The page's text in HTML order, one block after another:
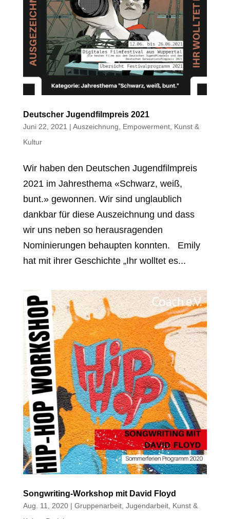
Deutscher Jugendfilmpreis 2021
Juni 22, 2021 | Auszeichnung Empowerment, Kunst &
Kultur
Wir haben den Deutschen Jugendfilmpreis
2021 im Jahresthema «Schwarz, weiß,
bunt.» gewonnen. Wir sind unglaublich
dankbar für diese Auszeichnung und dass
wir uns neben so herausragenden
Nominierungen behaupten konnten. Emily
hat mit ihrer Geschichte „Ihr wolltet es...
Songwriting-Workshop mit David Floyd
Aug. 11, 2020| Gruppenarbeit, Jugendarbeit, Kunst &